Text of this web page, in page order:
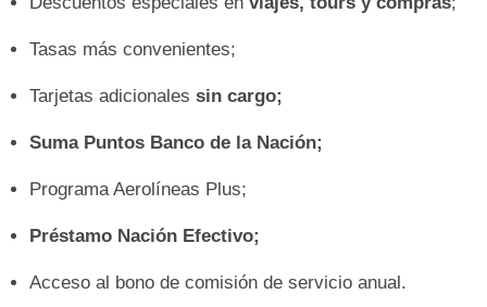
Tasas más convenientes;
Tarjetas adicionales sin cargo;
Suma Puntos Banco de la Nación;
Programa Aerolíneas Plus;
Préstamo Nación Efectivo;
Acceso al bono de comisión de servicio anual.